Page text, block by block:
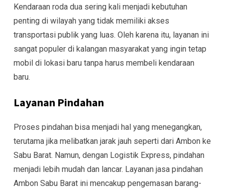
Kendaraan roda dua sering kali menjadi kebutuhan
penting di wilayah yang tidak memiliki akses
transportasi publik yang luas. Oleh karena itu, layanan ini
sangat populer di kalangan masyarakat yang ingin tetap
mobil di lokasi baru tanpa harus membeli kendaraan
baru.
Layanan Pindahan
Proses pindahan bisa menjadi hal yang menegangkan,
terutama jika melibatkan jarak jauh seperti dari Ambon ke
Sabu Barat. Namun, dengan Logistik Express, pindahan
menjadi lebih mudah dan lancar. Layanan jasa pindahan
Ambon Sabu Barat ini mencakup pengemasan barang-